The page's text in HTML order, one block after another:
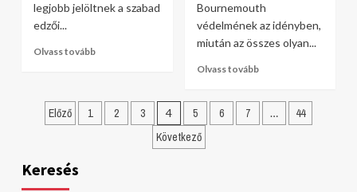
legjobb jelöltnek a szabad
edzői...
Olvass tovább
Bournemouth
védelmének az idényben,
miután az összes olyan...
Olvass tovább
Bejegyzések
lapozása
Előző 1 2 3 4 5 6 7 …
44
Következő
Keresés